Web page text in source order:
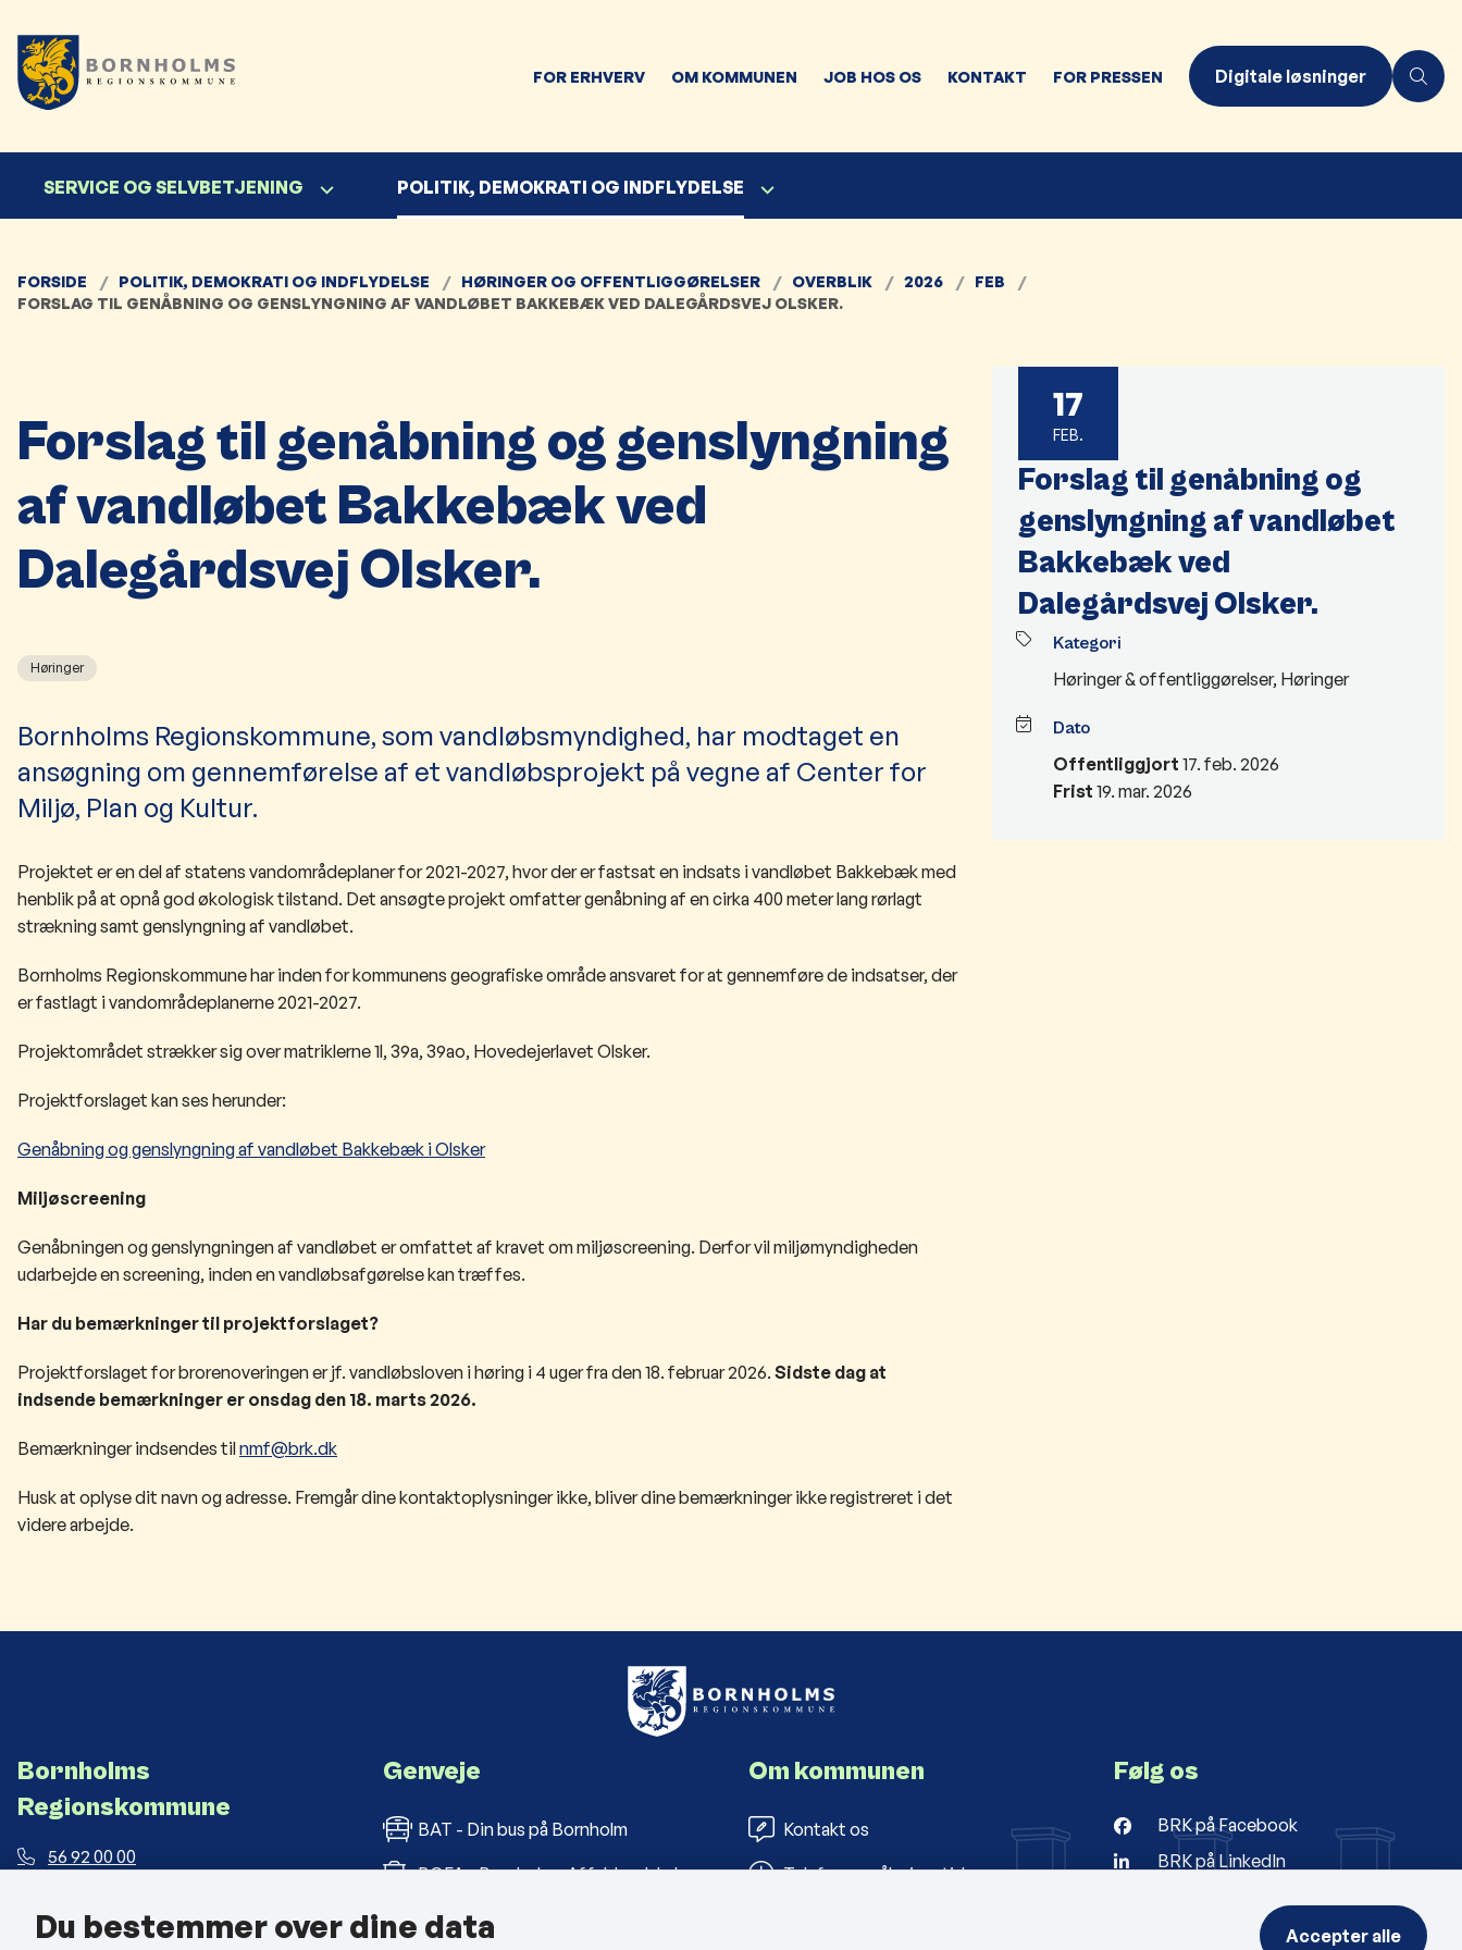
FOR ERHVERV OM KOMMUNEN JOB HOS OS KONTAKT FOR PRESSEN Digitale løsninger
SERVICE OG SELVBETJENING POLITIK, DEMOKRATI OG INDFLYDELSE
FORSIDE POLITIK, DEMOKRATI OG INDFLYDELSE HØRINGER OG OFFENTLIGGØRELSER OVERBLIK 2026
FEB
FORSLAG TIL GENÅBNING OG GENSLYNGNING AF VANDLØBET BAKKEBÆK VED DALEGÅRDSVEJ OLSKER.
Forslag til genåbning og genslyngning
af vandløbet Bakkebæk ved
Dalegårdsvej Olsker.
Høringer
Bornholms Regionskommune, som vandløbsmyndighed, har modtaget en
ansøgning om gennemførelse af et vandløbsprojekt på vegne af Center for
Miljø, Plan og Kultur.
Projektet er en del af statens vandområdeplaner for 2021-2027, hvor der er fastsat en indsats i vandløbet Bakkebæk med
henblik på at opnå god økologisk tilstand. Det ansøgte projekt omfatter genåbning af en cirka 400 meter lang rørlagt
strækning samt genslyngning af vandløbet.
Bornholms Regionskommune har inden for kommunens geografiske område ansvaret for at gennemføre de indsatser, der
er fastlagt i vandområdeplanerne 2021-2027.
Projektområdet strækker sig over matriklerne 1l, 39a, 39ao, Hovedejerlavet Olsker.
Projektforslaget kan ses herunder:
Genåbning og genslyngning af vandløbet Bakkebæk i Olsker
Miljøscreening
Genåbningen og genslyngningen af vandløbet er omfattet af kravet om miljøscreening. Derfor vil miljømyndigheden
udarbejde en screening, inden en vandløbsafgørelse kan træffes.
Har du bemærkninger til projektforslaget?
Projektforslaget for brorenoveringen er jf. vandløbsloven i høring i 4 uger fra den 18. februar 2026. Sidste dag at
indsende bemærkninger er onsdag den 18. marts 2026.
Bemærkninger indsendes tilnmf@brk.dk
Husk at oplyse dit navn og adresse. Fremgår dine kontaktoplysninger ikke, bliver dine bemærkninger ikke registreret i det
videre arbejde.
17
FEB.
Forslag til genåbning og
genslyngning af vandløbet
Bakkebæk ved
Dalegårdsvej Olsker.
Kategori
Høringer & offentliggørelser, Høringer
Dato
Offentliggjort 17. feb. 2026
Frist 19. mar. 2026
Bornholms
Regionskommune
56 92 00 00
Landemærket 26, 3700 Rønne
Genveje
BAT - Din bus på Bornholm
BOFA - Bornholms Affaldsselskab
Bornholms Folkebiblioteker
Om kommunen
Kontakt os
Telefon- og åbningstider
Følg os
BRK på Facebook
BRK på LinkedIn
Du bestemmer over dine data Accepter alle